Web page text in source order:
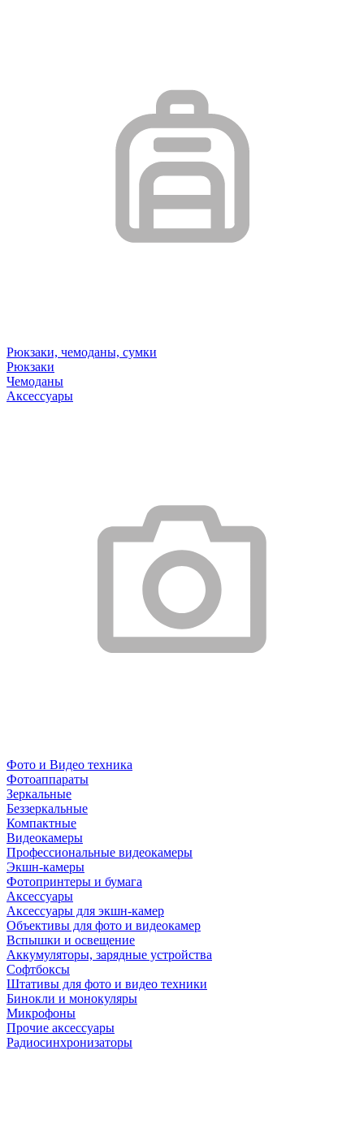
Рюкзаки, чемоданы, сумки
Рюкзаки
Чемоданы
Аксессуары
Фото и Видео техника
Фотоаппараты
Зеркальные
Беззеркальные
Компактные
Видеокамеры
Профессиональные видеокамеры
Экшн-камеры
Фотопринтеры и бумага
Аксессуары
Аксессуары для экшн-камер
Объективы для фото и видеокамер
Вспышки и освещение
Аккумуляторы, зарядные устройства
Софтбоксы
Штативы для фото и видео техники
Бинокли и монокуляры
Микрофоны
Прочие аксессуары
Радиосинхронизаторы